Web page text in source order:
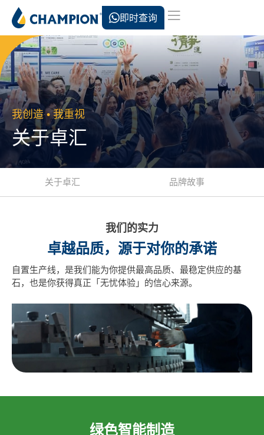
即时查询
我创造 • 我重视
关于卓汇
关于卓汇 品牌故事
我们的实力
卓越品质，源于对你的承诺
自置生产线，是我们能为你提供最高品质、最稳定供应的基
石，也是你获得真正「无忧体验」的信心来源。
绿色智能制造